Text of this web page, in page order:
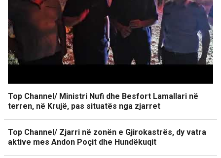
Top Channel/ Ministri Nufi dhe Besfort Lamallari në
terren, në Krujë, pas situatës nga zjarret
Top Channel/ Zjarri në zonën e Gjirokastrës, dy vatra
aktive mes Andon Poçit dhe Hundëkuqit